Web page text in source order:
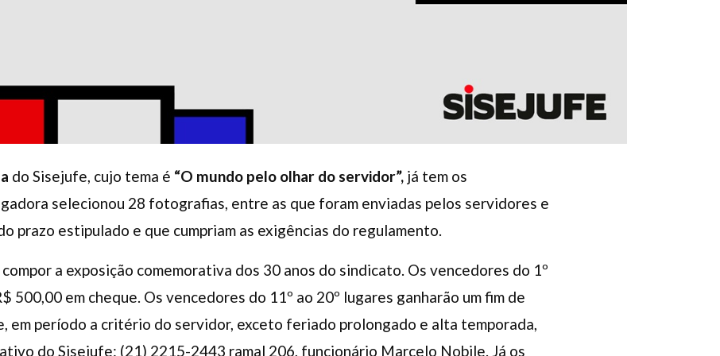
do Sisejufe, cujo tema é “O mundo pelo olhar do servidor”, já tem os
selecionou 28 fotografias, entre as que foram enviadas pelos servidores e
prazo estipulado e que cumpriam as exigências do regulamento.
a exposição comemorativa dos 30 anos do sindicato. Os vencedores do 1º
500,00 em cheque. Os vencedores do 11º ao 20º lugares ganharão um fim de
em período a critério do servidor, exceto feriado prolongado e alta temporada,
do Sisejufe: (21) 2215-2443 ramal 206, funcionário Marcelo Nobile. Já os